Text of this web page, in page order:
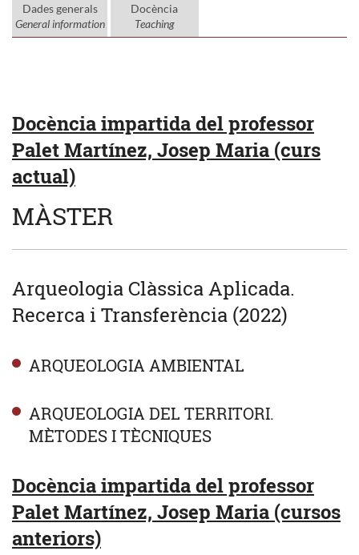
Dades generals
General information
Docència
Teaching
Docència impartida del professor
Palet Martínez, Josep Maria (curs
actual)
MÀSTER
Arqueologia Clàssica Aplicada.
Recerca i Transferència (2022)
ARQUEOLOGIA AMBIENTAL
ARQUEOLOGIA DEL TERRITORI.
MÈTODES I TÈCNIQUES
Docència impartida del professor
Palet Martínez, Josep Maria (cursos
anteriors)